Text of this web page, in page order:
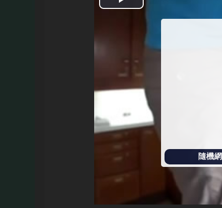
隨機
開
放